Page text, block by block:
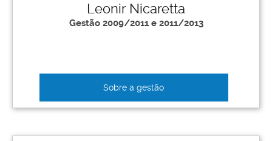
Leonir Nicaretta
Gestão 2009/2011 e 2011/2013
Sobre a gestão